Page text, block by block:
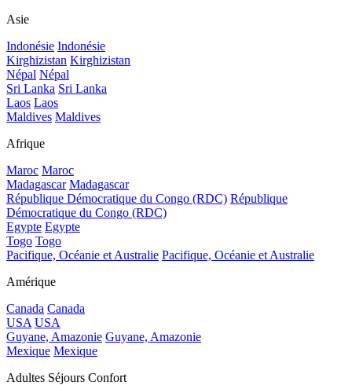
Asie
Indonésie Indonésie
Kirghizistan Kirghizistan
Népal Népal
Sri Lanka Sri Lanka
Laos Laos
Maldives Maldives
Afrique
Maroc Maroc
Madagascar Madagascar
République Démocratique du Congo (RDC) République
Démocratique du Congo (RDC)
Egypte Egypte
Togo Togo
Pacifique, Océanie et Australie Pacifique, Océanie et Australie
Amérique
Canada Canada
USA USA
Guyane, Amazonie Guyane, Amazonie
Mexique Mexique
Adultes Séjours Confort